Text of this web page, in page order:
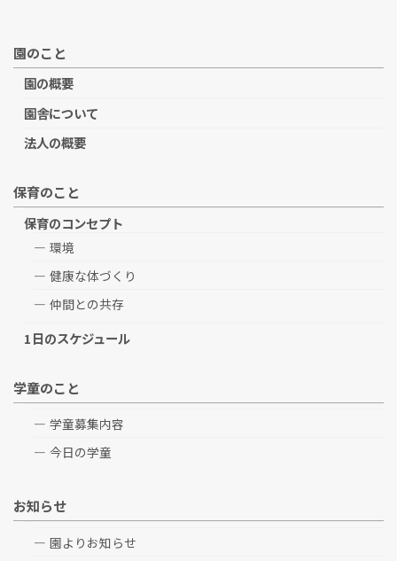
園のこと
園の概要
園舎について
法人の概要
保育のこと
保育のコンセプト
環境
健康な体づくり
仲間との共存
1日のスケジュール
学童のこと
学童募集内容
今日の学童
お知らせ
園よりお知らせ